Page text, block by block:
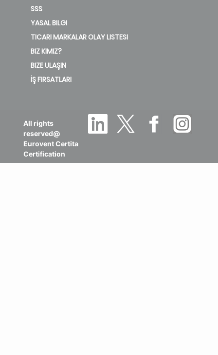
SSS
YASAL BILGI
TICARI MARKALAR OLAY LISTESI
BIZ KIMIZ?
BIZE ULAŞIN
İŞ FIRSATLARI
All rights
reserved@
Eurovent Certita
Certification